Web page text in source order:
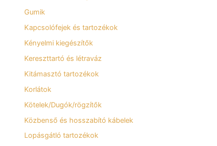
Gumik
Kapcsolófejek és tartozékok
Kényelmi kiegészítők
Kereszttartó és létraváz
Kitámasztó tartozékok
Korlátok
Kötelek/Dugók/rögzítők
Közbenső és hosszabító kábelek
Lopásgátló tartozékok